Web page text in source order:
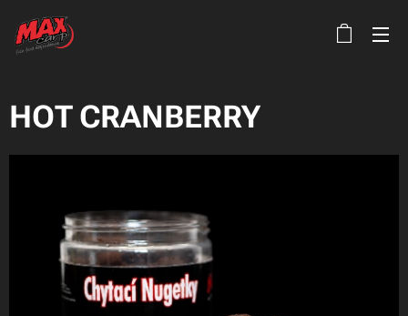
HOT CRANBERRY